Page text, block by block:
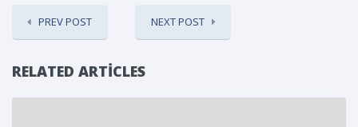
PREV POST NEXT POST
RELATED ARTICLES